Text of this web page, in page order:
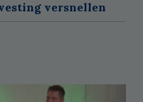
versnellen